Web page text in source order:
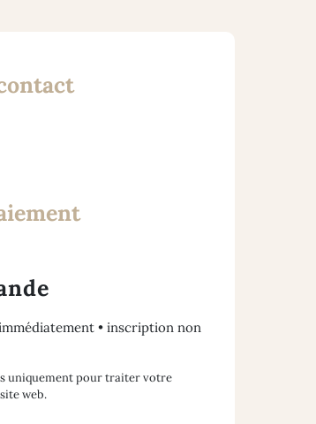
• inscription non
uniquement pour traiter votre
web.